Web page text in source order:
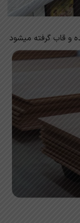
و قاب گرفته میشود